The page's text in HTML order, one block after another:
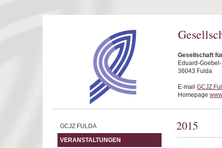
Gesellschaft
Eduard-
36043 Fulda
E-mail
Homepage
GCJZ FULDA
VERANSTALTUNGEN
2015